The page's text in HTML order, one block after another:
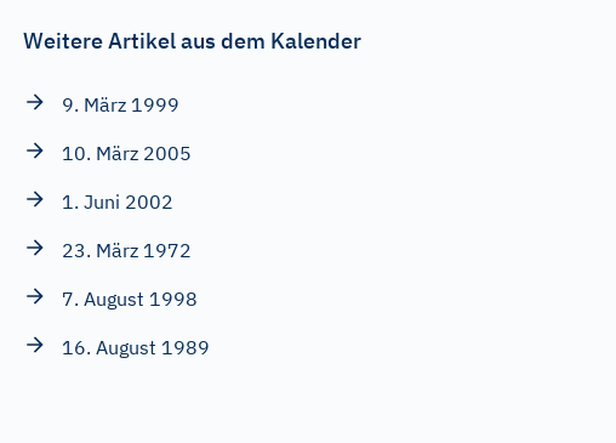
Weitere Artikel aus dem Kalender
9. März 1999
10. März 2005
1. Juni 2002
23. März 1972
7. August 1998
16. August 1989